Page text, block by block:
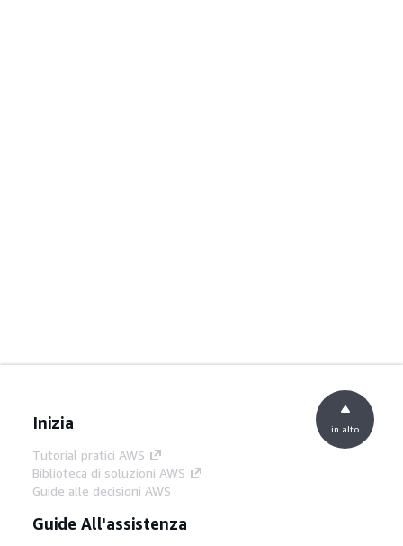
Inizia
Tutorial pratici AWS
Biblioteca di soluzioni AWS
Guide alle decisioni AWS
Guide All'assistenza
in alto